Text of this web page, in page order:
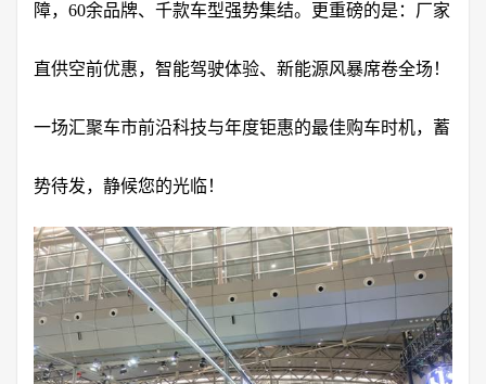
障，60余品牌、千款车型强势集结。更重磅的是：厂家
直供空前优惠，智能驾驶体验、新能源风暴席卷全场！
一场汇聚车市前沿科技与年度钜惠的最佳购车时机，蓄
势待发，静候您的光临！